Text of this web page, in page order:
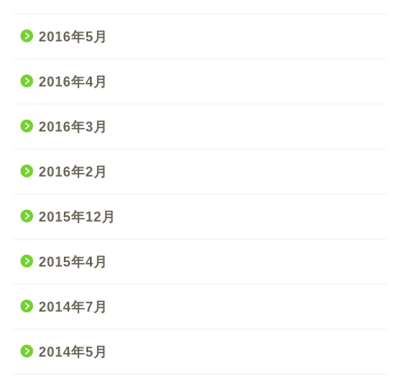
2016年5月
2016年4月
2016年3月
2016年2月
2015年12月
2015年4月
2014年7月
2014年5月